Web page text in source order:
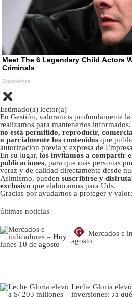
Estimado(a) lector(a)
En Gestión, valoramos profundamente
realizamos para mantenerlos informados.
no está permitido, reproducir,
o parcialmente los contenidos que
autorizacion previa y expresa de
En su lugar, los invitamos a compartir
publicaciones, para que más personas
veraz y de calidad directamente desde
Asimismo, pueden suscribirse y
exclusivo que elaboramos para Uds.
Gracias por ayudarnos a proteger y
últimas noticias
G
Mercados e
agosto
Leche Gloria
inversiones: ¿a